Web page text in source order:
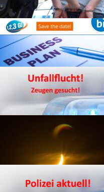
FB Kultur
FB News
1,2,3 GO®
ZEUGEN
VORTRAG
PERSEIDEN
ERMITTELT